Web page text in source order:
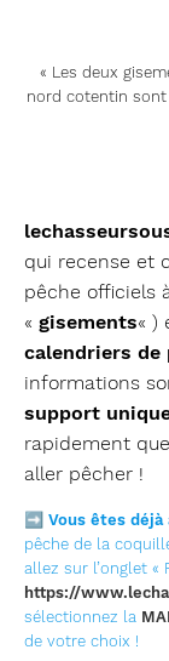
« Les deux
nord cotentin
qui recense et
pêche officiels
« gisements« )
calendriers de
informations
support
rapidement
aller pêcher !
➡ Vous êtes déjà
pêche de la
allez sur l’onglet «
https://
sélectionnez la
de votre choix !